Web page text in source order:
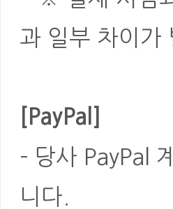
과 일부 차이가
[PayPal]
- 당사 PayPal
니다.